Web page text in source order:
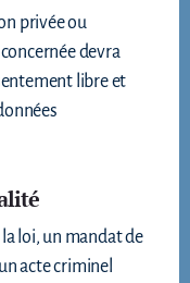
privée ou
devra
libre et
loi, un mandat de
acte criminel